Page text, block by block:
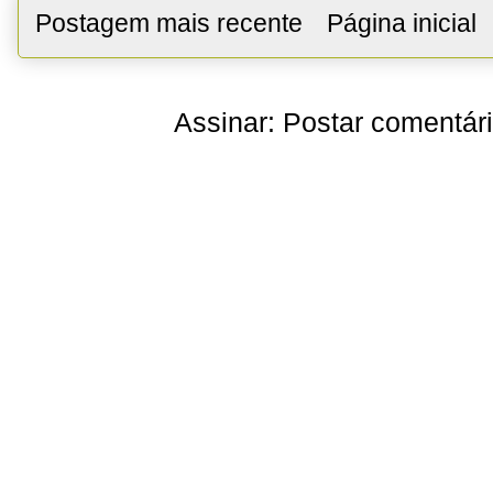
Postagem mais recente Página inicial
Assinar: Postar